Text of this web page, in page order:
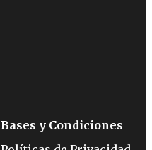
Bases y Condiciones